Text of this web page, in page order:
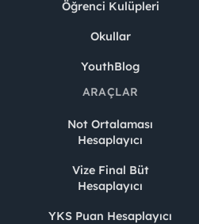
Öğrenci Kulüpleri
Okullar
YouthBlog
ARAÇLAR
Not Ortalaması
Hesaplayıcı
Vize Final Büt
Hesaplayıcı
YKS Puan Hesaplayıcı